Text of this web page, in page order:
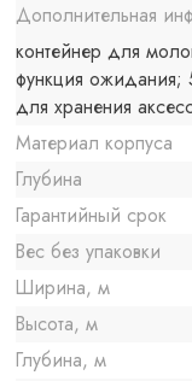
Дополнительная
контейнер для
функция ожидания;
для хранения
Материал корпуса
Глубина
Гарантийный срок
Вес без упаковки
Ширина, м
Высота, м
Глубина, м